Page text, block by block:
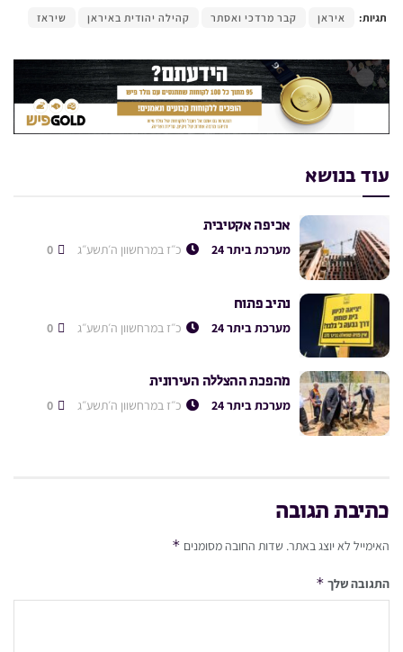
תגיות: איראן קבר מרדכי ואסתר קהילה יהודית באיראן שיראז
עוד בנושא
אכיפה אקטיבית
מערכת ביתר 24 כ״ז במרחשוון ה׳תשע״ג
נתיב פתוח
מערכת ביתר 24 כ״ז במרחשוון ה׳תשע״ג
מהפכת ההצללה העירונית
מערכת ביתר 24 כ״ז במרחשוון ה׳תשע״ג
כתיבת תגובה
האימייל לא יוצג באתר. שדות החובה מסומנים *
התגובה שלך *